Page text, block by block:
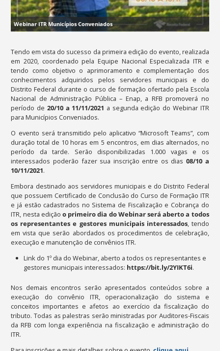
Webinar ITR Municípios Conveniados
Tendo em vista do sucesso da primeira edição do evento, realizada
em 2020, coordenado pela Equipe Nacional Especializada ITR e
tendo como objetivo o aprimoramento e complementação dos
conhecimentos adquiridos pelos servidores municipais e do
Distrito Federal durante o curso de formação ofertado pela Escola
Nacional de Administração Pública – Enap, a RFB promoverá no
período de 20/10 a 11/11/2021 a segunda edição do Webinar ITR
para Municípios Conveniados.
O evento será transmitido pelo aplicativo “Microsoft Teams”, com
duração total de 10 horas em 5 encontros, em dias alternados, no
período da tarde. Serão disponibilizadas 1.000 vagas e os
interessados poderão fazer sua inscrição entre os dias08/10 a
10/11/2021.
Embora destinado aos servidores municipais e do Distrito Federal
que possuem Certificado de Conclusão do Curso de Formação ITR
e já estão cadastrados no Sistema de Fiscalização e Cobrança do
ITR, nesta ediçãoo primeiro dia do Webinarserá aberto a todos
os representantes e gestores municipais interessados, tendo
em vista que serão abordados os procedimentos de celebração,
execução e manutenção de convênios ITR.
Link do 1º dia do Webinar, aberto a todos os representantes e
gestores municipais interessados: https://bit.ly/2YIKT6i.
Nos demais encontros serão apresentados conteúdos sobre a
execução do convênio ITR, operacionalização do sistema e
conceitos importantes e afetos ao exercício da fiscalização do
tributo. Todas as palestras serão ministradas por Auditores-Fiscais
da RFB com longa experiência na fiscalização e administração do
ITR.